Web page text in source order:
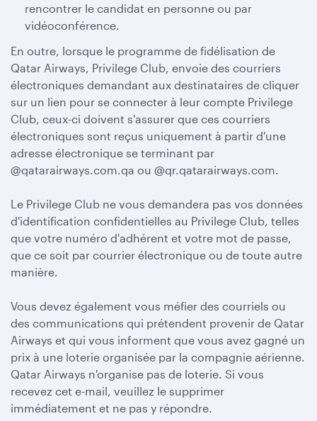
rencontrer le candidat en personne ou par
vidéoconférence.
En outre, lorsque le programme de fidélisation de
Qatar Airways, Privilege Club, envoie des courriers
électroniques demandant aux destinataires de cliquer
sur un lien pour se connecter à leur compte Privilege
Club, ceux-ci doivent s'assurer que ces courriers
électroniques sont reçus uniquement à partir d'une
adresse électronique se terminant par
@qatarairways.com.qa ou @qr.qatarairways.com.
Le Privilege Club ne vous demandera pas vos données
d'identification confidentielles au Privilege Club, telles
que votre numéro d'adhérent et votre mot de passe,
que ce soit par courrier électronique ou de toute autre
manière.
Vous devez également vous méfier des courriels ou
des communications qui prétendent provenir de Qatar
Airways et qui vous informent que vous avez gagné un
prix à une loterie organisée par la compagnie aérienne.
Qatar Airways n'organise pas de loterie. Si vous
recevez cet e-mail, veuillez le supprimer
immédiatement et ne pas y répondre.